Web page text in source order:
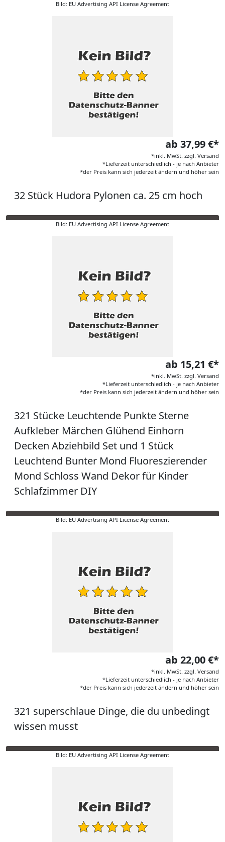
Bild: EU Advertising API License Agreement
ab 37,99 €*
*inkl. MwSt. zzgl. Versand
*Lieferzeit unterschiedlich - je nach Anbieter
*der Preis kann sich jederzeit ändern und höher sein
32 Stück Hudora Pylonen ca. 25 cm hoch
Bild: EU Advertising API License Agreement
ab 15,21 €*
*inkl. MwSt. zzgl. Versand
*Lieferzeit unterschiedlich - je nach Anbieter
*der Preis kann sich jederzeit ändern und höher sein
321 Stücke Leuchtende Punkte Sterne
Aufkleber Märchen Glühend Einhorn
Decken Abziehbild Set und 1 Stück
Leuchtend Bunter Mond Fluoreszierender
Mond Schloss Wand Dekor für Kinder
Schlafzimmer DIY
Bild: EU Advertising API License Agreement
ab 22,00 €*
*inkl. MwSt. zzgl. Versand
*Lieferzeit unterschiedlich - je nach Anbieter
*der Preis kann sich jederzeit ändern und höher sein
321 superschlaue Dinge, die du unbedingt
wissen musst
Bild: EU Advertising API License Agreement